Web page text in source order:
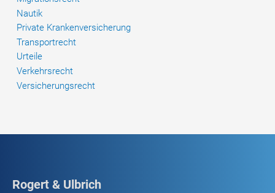
Nautik
Private Krankenversicherung
Transportrecht
Urteile
Verkehrsrecht
Versicherungsrecht
Rogert & Ulbrich